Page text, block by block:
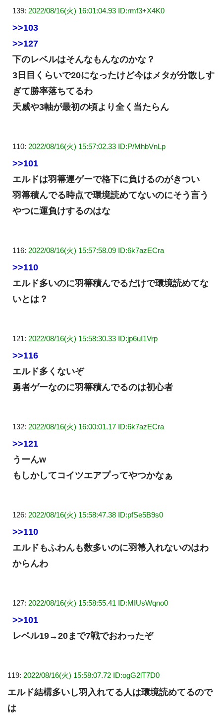
139: 2022/08/16(火) 16:01:04.93 ID:rmf3+X4K0
>>103
>>127
下のレベルはそんなもんなのかな？
3日目くらいで20になったけど今はメタが分散しす
ぎて勝率落ちてるわ
天威や3軸が最初の頃より全く当たらん
110: 2022/08/16(火) 15:57:02.33 ID:P/MhbVnLp
>>101
エルドは羽箒運ゲーで格下に負けるのがきつい
羽箒積んでる時点で環境読めてないのにそう言う
やつに運負けするのはな
116: 2022/08/16(火) 15:57:58.09 ID:6k7azECra
>>110
エルド多いのに羽箒積んでるだけで環境読めてな
いとは？
121: 2022/08/16(火) 15:58:30.33 ID:jp6uI1Vrp
>>116
エルド多くないぞ
勇者ゲーなのに羽箒積んでるのは初心者
132: 2022/08/16(火) 16:00:01.17 ID:6k7azECra
>>121
うーんw
もしかしてコイツエアプってやつかなぁ
126: 2022/08/16(火) 15:58:47.38 ID:pfSe5B9s0
>>110
エルドもふわんも数多いのに羽箒入れないのはわ
からんわ
127: 2022/08/16(火) 15:58:55.41 ID:MIUsWqno0
>>101
レベル19→20まで7戦でおわったぞ
119: 2022/08/16(火) 15:58:07.72 ID:ogG2lT7D0
エルド結構多いし羽入れてる人は環境読めてるので
は